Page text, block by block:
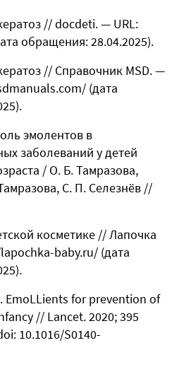
// docdeti. — URL:
обращения: 28.04.2025).
// Справочник MSD. —
(дата
эмолентов в
заболеваний у детей
/ О. Б. Тамразова,
С. П. Селезнёв //
косметике // Лапочка
baby.ru/ (дата
EmoLLients for prevention of
// Lancet. 2020; 395
10.1016/S0140-